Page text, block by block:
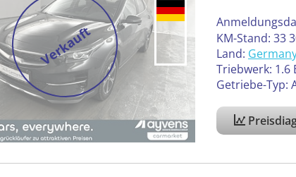
Verkauft
KM-Stand: 33
Land:
Triebwerk: 1.6
Getriebe-Typ: